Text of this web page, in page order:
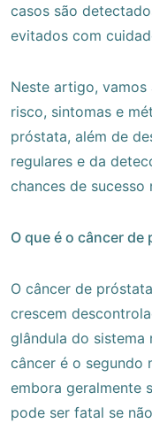
casos são
evitados com
Neste artigo,
risco, sintomas e
próstata, além de
regulares e da
chances de sucesso
O que é o câncer de
O câncer de
crescem
glândula do sistema
câncer é o segundo
embora geralmente
pode ser fatal se